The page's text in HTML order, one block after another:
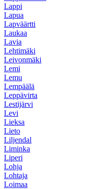
Lappi
Lapua
Lapväärtti
Laukaa
Lavia
Lehtimäki
Leivonmäki
Lemi
Lemu
Lempäälä
Leppävirta
Lestijärvi
Levi
Lieksa
Lieto
Liljendal
Liminka
Liperi
Lohja
Lohtaja
Loimaa